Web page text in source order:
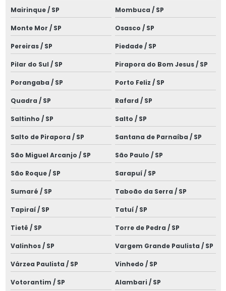
Laudo de cabine primária
Laudo de dispensa de spda
Laudo elétrico nr 10
Laudo elétrico nr10
Laudo de inspeção spda
Laudo de média tensão
Laudo nr10
Laudo sistema spda
Laudo de spda
Laudo de spda e aterramento
Laudo spda bombeiros
Laudo spda empresa
Laudo de termografia
Limpeza de cabine primária
Mairinque / SP Mombuca / SP
Monte Mor / SP Osasco / SP
Pereiras / SP Piedade / SP
Pilar do Sul / SP Pirapora do Bom Jesus / SP
Porangaba / SP Porto Feliz / SP
Quadra / SP Rafard / SP
Saltinho / SP Salto / SP
Salto de Pirapora / SP Santana de Parnaíba / SP
São Miguel Arcanjo / SP São Paulo / SP
São Roque / SP Sarapuí / SP
Sumaré / SP Taboão da Serra / SP
Tapiraí / SP Tatuí / SP
Tietê / SP Torre de Pedra / SP
Valinhos / SP Vargem Grande Paulista / SP
Várzea Paulista / SP Vinhedo / SP
Votorantim / SP Alambari / SP